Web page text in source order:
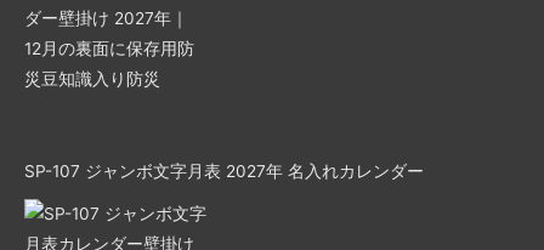
SP-107 ジャンボ文字月表 2027年 名入れカレンダー